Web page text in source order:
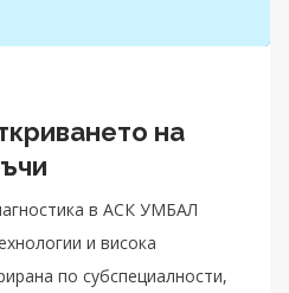
на
в АСК УМБАЛ
и висока
по субспециалности,